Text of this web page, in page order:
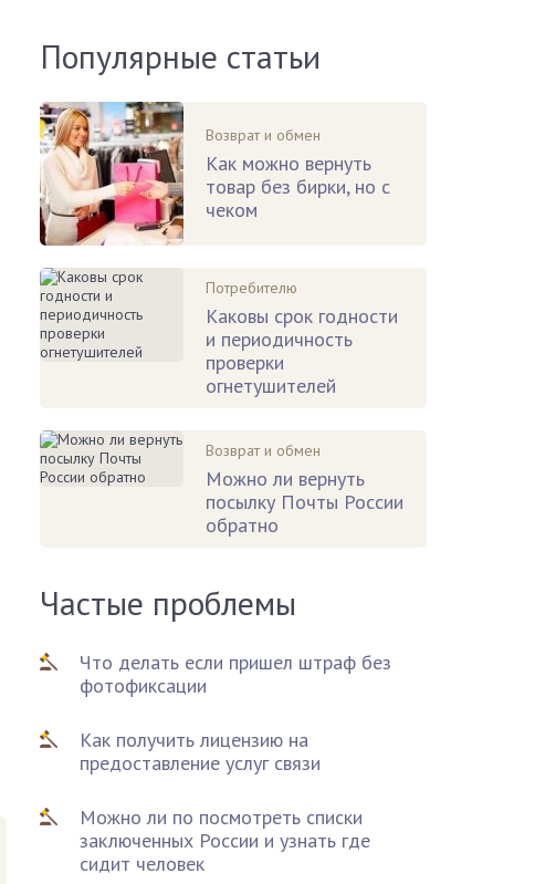
Популярные статьи
Возврат и обмен
Как можно вернуть
товар без бирки, но с
чеком
Потребителю
Каковы срок годности
и периодичность
проверки
огнетушителей
Возврат и обмен
Можно ли вернуть
посылку Почты России
обратно
Частые проблемы
Что делать если пришел штраф без
фотофиксации
Как получить лицензию на
предоставление услуг связи
Можно ли по посмотреть списки
заключенных России и узнать где
сидит человек